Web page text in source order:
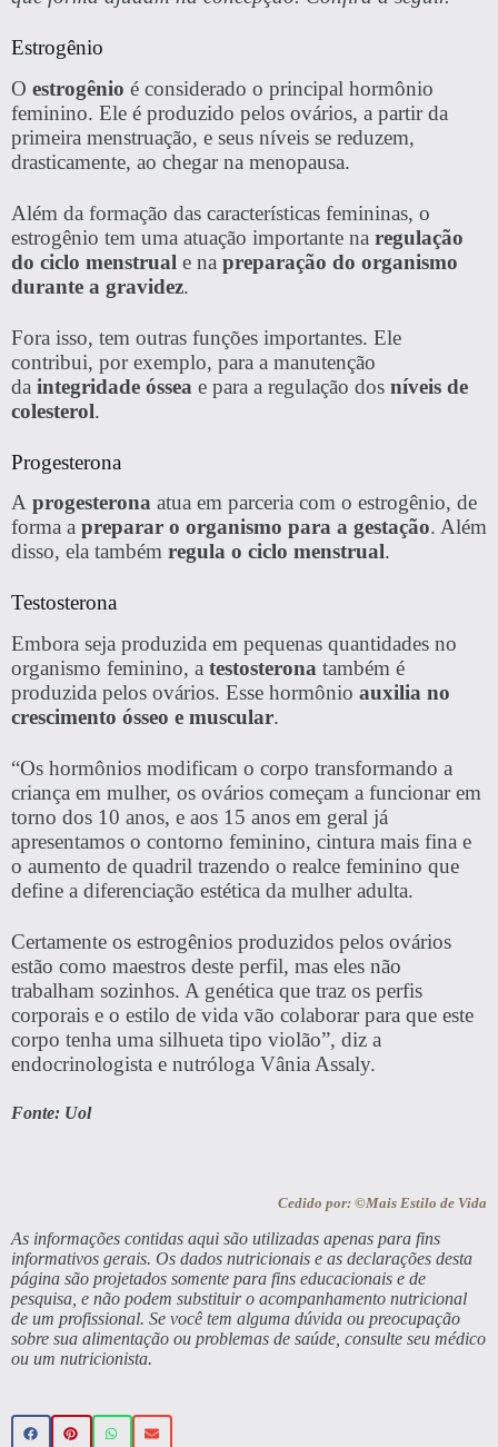
Estrogênio
O estrogênio é considerado o principal hormônio
feminino. Ele é produzido pelos ovários, a partir da
primeira menstruação, e seus níveis se reduzem,
drasticamente, ao chegar na menopausa.
Além da formação das características femininas, o
estrogênio tem uma atuação importante na regulação
do ciclo menstrual e na preparação do organismo
durante a gravidez.
Fora isso, tem outras funções importantes. Ele
contribui, por exemplo, para a manutenção
da integridade óssea e para a regulação dos níveis de
colesterol.
Progesterona
A progesterona atua em parceria com o estrogênio, de
forma a preparar o organismo para a gestação. Além
disso, ela também regula o ciclo menstrual.
Testosterona
Embora seja produzida em pequenas quantidades no
organismo feminino, a testosterona também é
produzida pelos ovários. Esse hormônio auxilia no
crescimento ósseo e muscular.
“Os hormônios modificam o corpo transformando a
criança em mulher, os ovários começam a funcionar em
torno dos 10 anos, e aos 15 anos em geral já
apresentamos o contorno feminino, cintura mais fina e
o aumento de quadril trazendo o realce feminino que
define a diferenciação estética da mulher adulta.
Certamente os estrogênios produzidos pelos ovários
estão como maestros deste perfil, mas eles não
trabalham sozinhos. A genética que traz os perfis
corporais e o estilo de vida vão colaborar para que este
corpo tenha uma silhueta tipo violão”, diz a
endocrinologista e nutróloga Vânia Assaly.
Fonte: Uol
Cedido por: ©Mais Estilo de Vida
As informações contidas aqui são utilizadas apenas para fins
informativos gerais. Os dados nutricionais e as declarações desta
página são projetados somente para fins educacionais e de
pesquisa, e não podem substituir o acompanhamento nutricional
de um profissional. Se você tem alguma dúvida ou preocupação
sobre sua alimentação ou problemas de saúde, consulte seu médico
ou um nutricionista.